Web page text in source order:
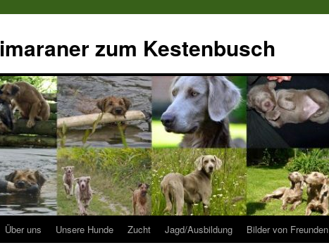
zum Kestenbusch
Über uns Unsere Hunde Zucht Jagd/Ausbildung Bilder von Freunden